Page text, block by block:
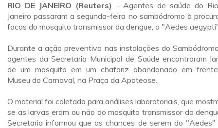
RIO DE JANEIRO (Reuters) - Agentes de saúde do
Janeiro passaram a segunda-feira no sambódromo à
focos do mosquito transmissor da dengue, o "Aedes
Durante a ação preventiva nas instalações do
agentes da Secretaria Municipal de Saúde encontraram
de um mosquito em um chafariz abandonado em
Museu do Carnaval, na Praça da Apoteose.
O material foi coletado para análises laboratoriais, que
se as larvas eram ou não do mosquito transmissor da
Secretaria informou que as chances de serem do "Aedes"